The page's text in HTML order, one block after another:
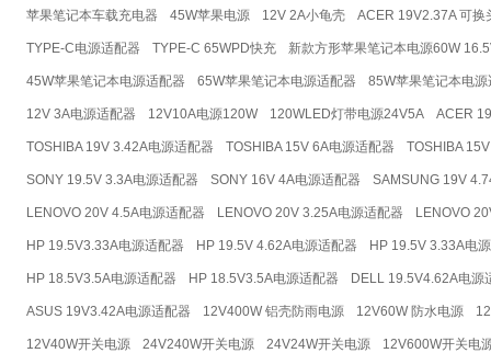
苹果笔记本车载充电器 45W苹果电源 12V 2A小龟壳 ACER 19V2.37A 可换
TYPE-C电源适配器 TYPE-C 65WPD快充 新款方形苹果笔记本电源60W
45W苹果笔记本电源适配器 65W苹果笔记本电源适配器 85W苹果笔记本电源
12V 3A电源适配器 12V10A电源120W 120WLED灯带电源24V5A ACER
TOSHIBA 19V 3.42A电源适配器 TOSHIBA 15V 6A电源适配器 TOSHIBA
SONY 19.5V 3.3A电源适配器 SONY 16V 4A电源适配器 SAMSUNG 19V
LENOVO 20V 4.5A电源适配器 LENOVO 20V 3.25A电源适配器 LENOVO
HP 19.5V3.33A电源适配器 HP 19.5V 4.62A电源适配器 HP 19.5V 3.33A电
HP 18.5V3.5A电源适配器 HP 18.5V3.5A电源适配器 DELL 19.5V4.62A电源
ASUS 19V3.42A电源适配器 12V400W 铝壳防雨电源 12V60W 防水电源
12V40W开关电源 24V240W开关电源 24V24W开关电源 12V600W开关电